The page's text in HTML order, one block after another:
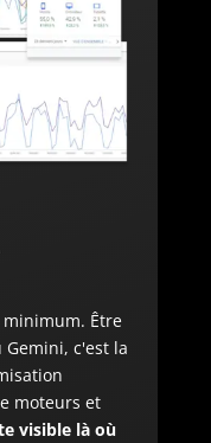
minimum. Être
Gemini, c'est la
moteurs et
visible là où